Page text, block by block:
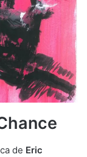
de Eric